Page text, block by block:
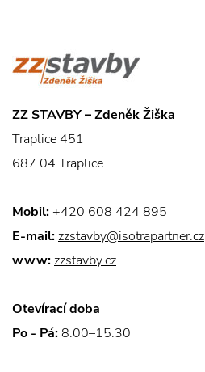
ZZ STAVBY – Zdeněk Žiška
Traplice 451
687 04 Traplice
Mobil: +420 608 424 895
E-mail: zzstavby@isotrapartner.cz
www: zzstavby.cz
Otevírací doba
Po - Pá:8.00–15.30